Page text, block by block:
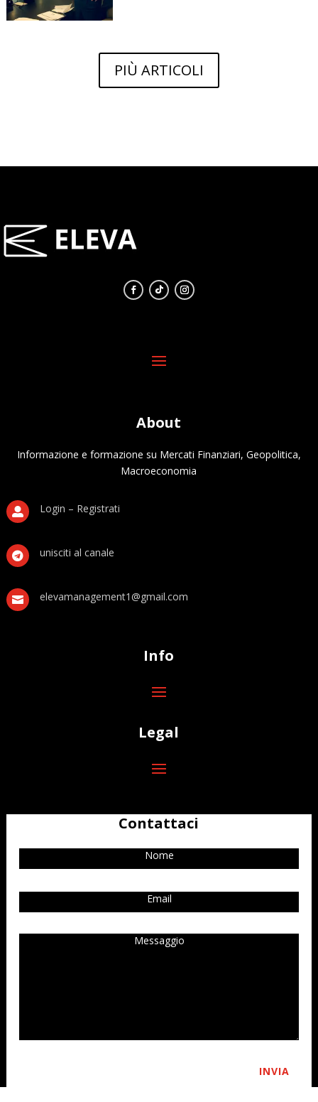
PIÙ ARTICOLI
About
Informazione e formazione su Mercati Finanziari, Geopolitica,
Macroeconomia
 Login – Registrati
 unisciti al canale
 elevamanagement1@gmail.com
Info
Legal
Contattaci
INVIA